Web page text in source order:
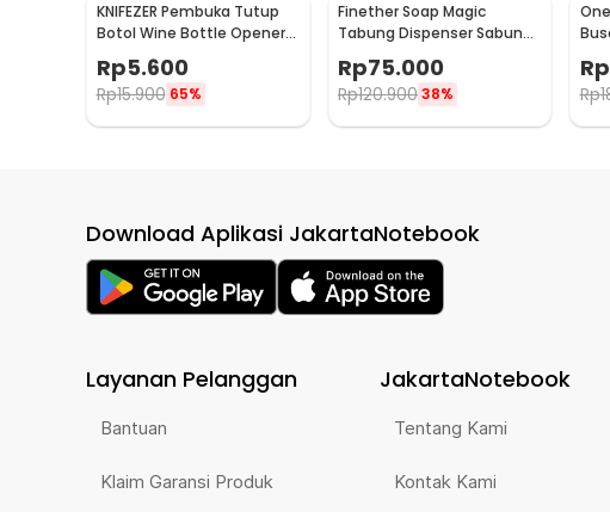
KNIFEZER Pembuka Tutup
Botol Wine Bottle Opener
Stainless Steel - WS01
Rp5.600
Rp15.900 65%
Finether Soap Magic
Tabung Dispenser Sabun
Rp75.000
Rp120.90038%
Rp
Rp
Download Aplikasi JakartaNotebook
Layanan Pelanggan
Bantuan
Klaim Garansi Produk
JakartaNotebook
Tentang Kami
Kontak Kami